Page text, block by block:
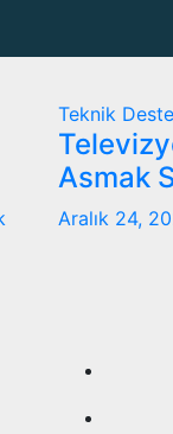
Teknik
Asmak
Aralık 24,